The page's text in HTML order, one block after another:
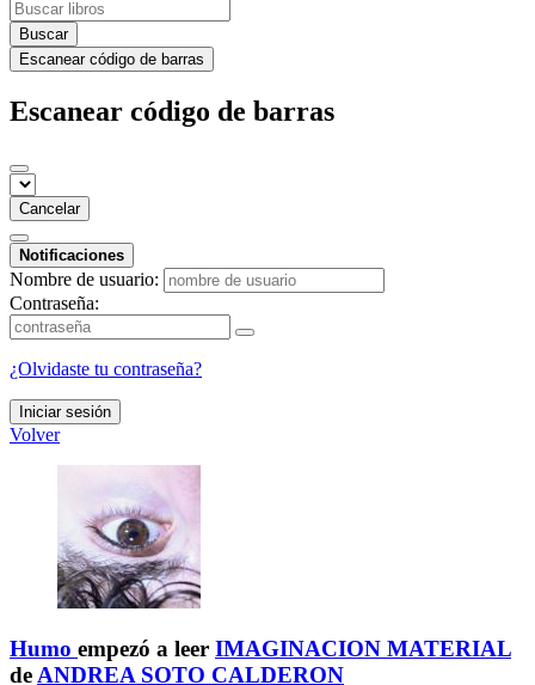
Buscar
Escanear código de barras
Escanear código de barras
Cancelar
Notificaciones
Nombre de usuario:
Contraseña:
¿Olvidaste tu contraseña?
Iniciar sesión
Volver
Humo empezó a leer IMAGINACION MATERIAL
de ANDREA SOTO CALDERON